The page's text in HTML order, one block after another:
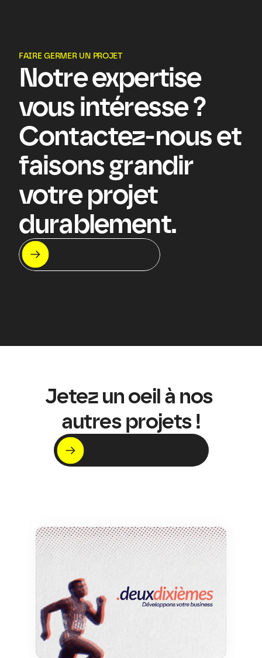
FAIRE GERMER UN PROJET
Notre expertise
vous intéresse ?
Contactez-nous et
faisons grandir
votre projet
durablement.
On s'appelle ?
Let's meet !
Jetez un oeil à nos
autres projets !
Voir nos projets
C'est par ici !